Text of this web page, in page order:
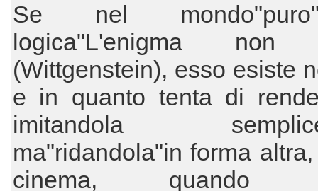
Se nel
logica"L'enigma non
(Wittgenstein), esso esiste
e in quanto tenta di
imitandola
ma"ridandola"in forma
cinema, quando